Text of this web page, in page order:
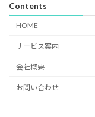
Contents
HOME
サービス案内
会社概要
お問い合わせ